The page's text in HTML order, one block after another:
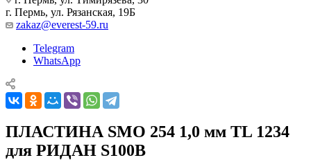
г. Пермь, ул. Рязанская, 19Б
zakaz@everest-59.ru
Telegram
WhatsApp
ПЛАСТИНА SMO 254 1,0 мм TL 1234
для РИДАН S100B